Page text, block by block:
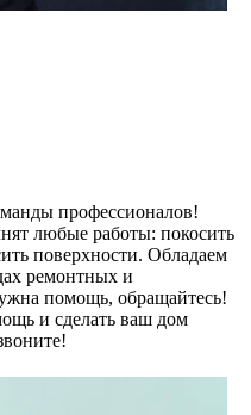
профессионалов!
любые работы: покосить
поверхности. Обладаем
ремонтных и
помощь, обращайтесь!
и сделать ваш дом